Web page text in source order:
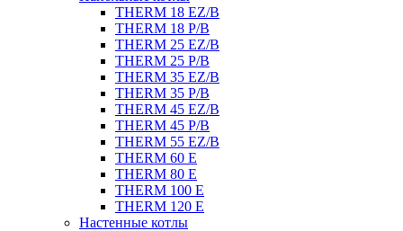
THERM 18 EZ/B
THERM 18 P/B
THERM 25 EZ/B
THERM 25 P/B
THERM 35 EZ/B
THERM 35 P/B
THERM 45 EZ/B
THERM 45 P/B
THERM 55 EZ/B
THERM 60 E
THERM 80 E
THERM 100 E
THERM 120 E
Настенные котлы